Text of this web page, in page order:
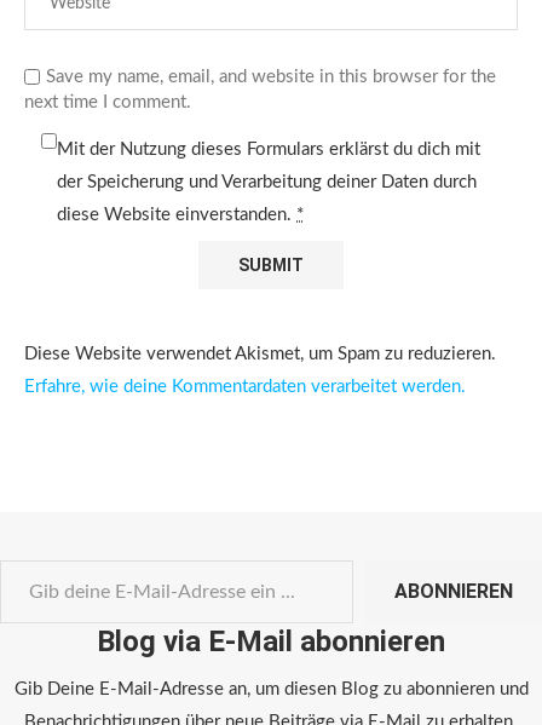
Save my name, email, and website in this browser for the
next time I comment.
Mit der Nutzung dieses Formulars erklärst du dich mit
der Speicherung und Verarbeitung deiner Daten durch
diese Website einverstanden. *
Diese Website verwendet Akismet, um Spam zu reduzieren.
Erfahre, wie deine Kommentardaten verarbeitet werden.
ABONNIEREN
Blog via E-Mail abonnieren
Gib Deine E-Mail-Adresse an, um diesen Blog zu abonnieren und